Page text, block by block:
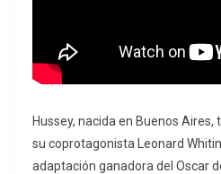
Hussey, nacida en Buenos
su coprotagonista Leonard
adaptación ganadora del Oscar